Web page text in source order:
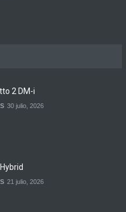
el
2 DM-i
30 julio, 2026
21 julio, 2026